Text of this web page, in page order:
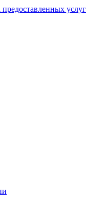
предоставленных услуг